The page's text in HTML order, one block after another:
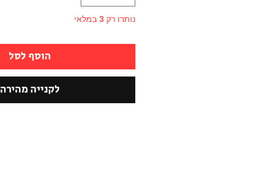
נותרו רק 3 במלאי
הוסף לסל
לקנייה מהירה